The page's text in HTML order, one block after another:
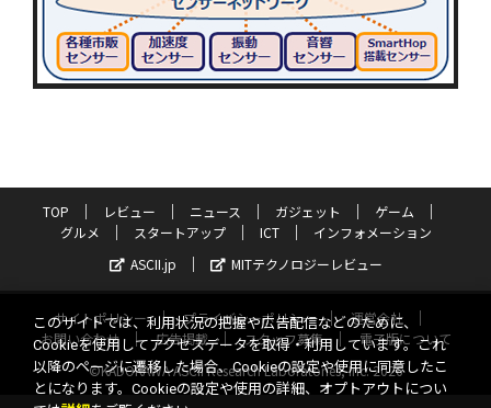
TOP レビュー ニュース ガジェット
ゲーム
グルメ
スタートアップ ICT
インフォメーション
ASCII.jp
MITテクノロジーレビュー
サイトポリシー プライバシーポリシー
運営会社
お問い合わせ
広告掲載 スタッフ募集
電子版について
©KADOKAWA ASCII Research Laboratories, Inc. 2026
このサイトでは、利用状況の把握や広告配信などのために、
Cookieを使用してアクセスデータを取得・利用しています。これ
以降のページに遷移した場合、Cookieの設定や使用に同意したこ
とになります。Cookieの設定や使用の詳細、オプトアウトについ